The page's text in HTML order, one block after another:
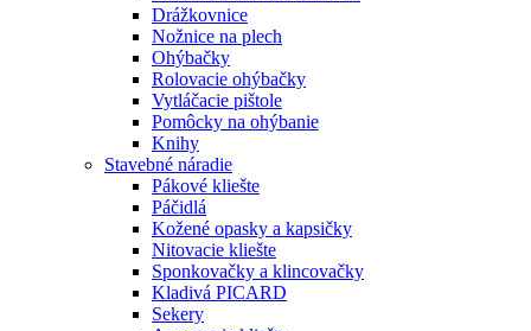
Drážkovnice
Nožnice na plech
Ohýbačky
Rolovacie ohýbačky
Vytláčacie pištole
Pomôcky na ohýbanie
Knihy
Stavebné náradie
Pákové kliešte
Páčidlá
Kožené opasky a kapsičky
Nitovacie kliešte
Sponkovačky a klincovačky
Kladivá PICARD
Sekery